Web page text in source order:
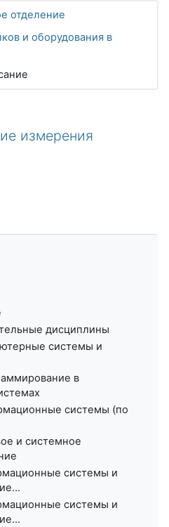
отделение
и оборудования в
измерения
дисциплины
системы и
в
системы (по
и системное
системы и
системы и